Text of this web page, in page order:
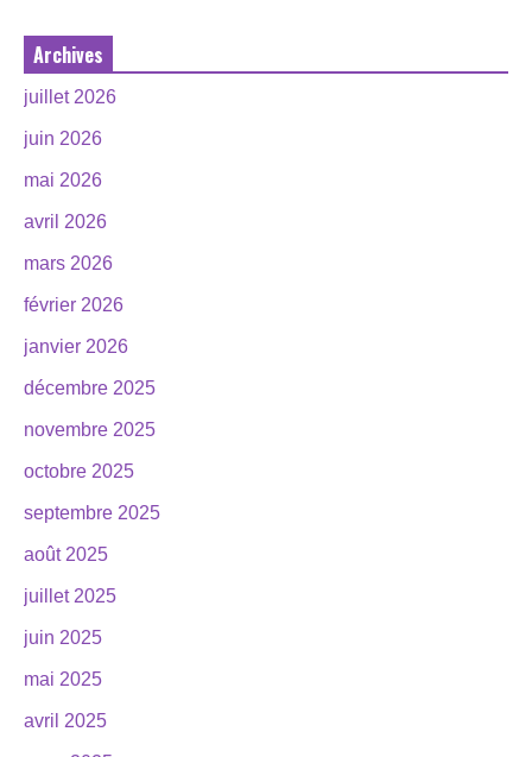
Archives
juillet 2026
juin 2026
mai 2026
avril 2026
mars 2026
février 2026
janvier 2026
décembre 2025
novembre 2025
octobre 2025
septembre 2025
août 2025
juillet 2025
juin 2025
mai 2025
avril 2025